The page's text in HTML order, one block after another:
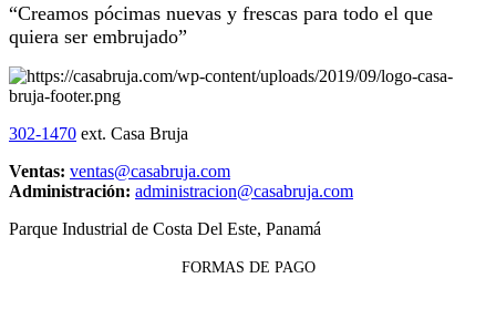
“Creamos pócimas nuevas y frescas para todo el que
quiera ser embrujado”
302-1470 ext. Casa Bruja
Ventas: ventas@casabruja.com
Administración: administracion@casabruja.com
Parque Industrial de Costa Del Este, Panamá
FORMAS DE PAGO